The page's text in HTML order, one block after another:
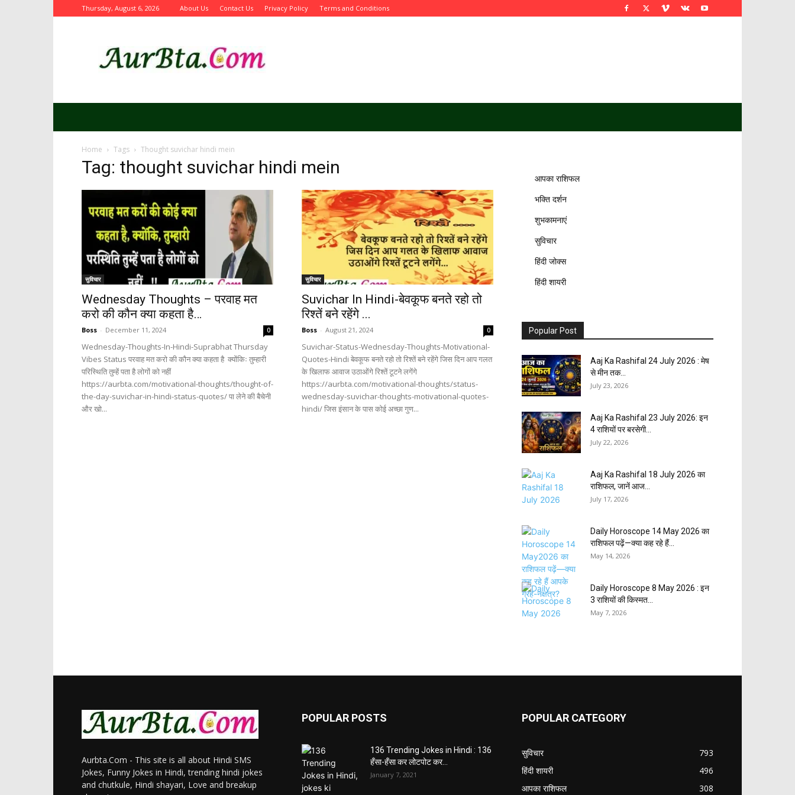
Thursday, August 6, 2026 About Us Contact Us Privacy Policy Terms and Conditions
Home Tags Thought suvichar hindi mein
Tag: thought suvichar hindi mein
सुविचार
Wednesday Thoughts – परवाह मत
करो की कौन क्या कहता है…
Boss - December 11, 2024 0
Wednesday-Thoughts-In-Hindi-Suprabhat Thursday
Vibes Status परवाह मत करो की कौन क्या कहता है क्योंकिः तुम्हारी
परिस्थिति तुम्हें पता है लोगों को नहीं
https://aurbta.com/motivational-thoughts/thought-of-
the-day-suvichar-in-hindi-status-quotes/ पा लेने की बैचेनी
और खो...
सुविचार
Suvichar In Hindi-बेवकूफ बनते रहो तो
रिश्तें बने रहेंगे ...
Boss - August 21, 2024 0
Suvichar-Status-Wednesday-Thoughts-Motivational-
Quotes-Hindi बेवकूफ बनते रहो तो रिश्तें बने रहेंगे जिस दिन आप गलत
के खिलाफ आवाज उठाओंगे रिश्तें टूटने लगेंगे
https://aurbta.com/motivational-thoughts/status-
wednesday-suvichar-thoughts-motivational-quotes-
hindi/ जिस इंसान के पास कोई अच्छा गुण...
आपका राशिफल
भक्ति दर्शन
शुभकामनाएं
सुविचार
हिंदी जोक्स
हिंदी शायरी
Popular Post
Aaj Ka Rashifal 24 July 2026 : मेष
से मीन तक...
July 23, 2026
Aaj Ka Rashifal 23 July 2026: इन
4 राशियों पर बरसेगी...
July 22, 2026
Aaj Ka Rashifal 18 July 2026 का
राशिफल, जानें आज...
July 17, 2026
Daily Horoscope 14 May 2026 का
राशिफल पढ़ें—क्या कह रहे हैं...
May 14, 2026
Daily Horoscope 8 May 2026 : इन
3 राशियों की किस्मत...
May 7, 2026
Aurbta.Com - This site is all about Hindi SMS
Jokes, Funny Jokes in Hindi, trending hindi jokes
and chutkule, Hindi shayari, Love and breakup
POPULAR POSTS
136 Trending Jokes in Hindi : 136
हँसा-हँसा कर लोटपोट कर...
January 7, 2021
POPULAR CATEGORY
सुविचार
793
हिंदी शायरी
496
आपका राशिफल
308